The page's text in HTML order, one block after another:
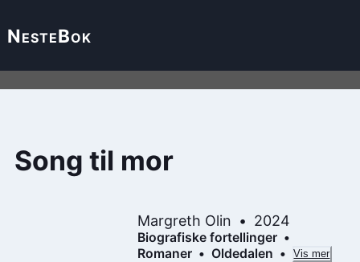
NesteBok
Song til mor
Margreth Olin 2024
Biografiske fortellinger
Romaner
Oldedalen Vis mer